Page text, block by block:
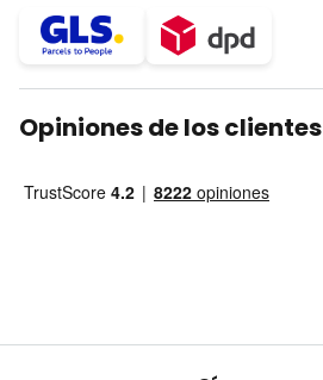
Opiniones de los clientes